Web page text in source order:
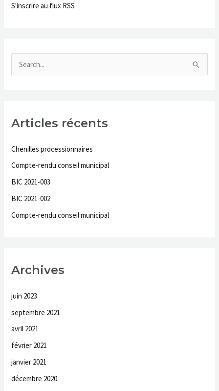
e
:
S'inscrire au flux RSS
e
c
h
e
r
Articles récents
Chenilles processionnaires
Compte-rendu conseil municipal
BIC 2021-003
BIC 2021-002
Compte-rendu conseil municipal
Archives
juin 2023
septembre 2021
avril 2021
février 2021
janvier 2021
décembre 2020